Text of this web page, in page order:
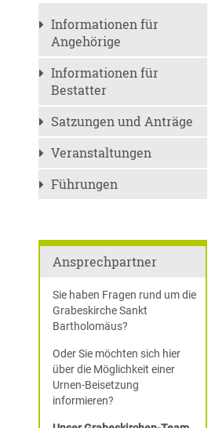
Informationen für
Angehörige
Informationen für
Bestatter
Satzungen und Anträge
Veranstaltungen
Führungen
Ansprechpartner
Sie haben Fragen rund um die
Grabeskirche Sankt
Bartholomäus?
Oder Sie möchten sich hier
über die Möglichkeit einer
Urnen-Beisetzung
informieren?